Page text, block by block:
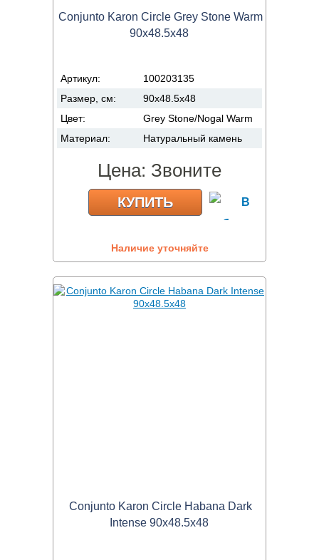
Conjunto Karon Circle Grey Stone Warm
90x48.5x48
Артикул:
100203135
Размер, см:
90x48.5x48
Цвет:
Grey Stone/Nogal Warm
Материал:
Натуральный камень
Цена: Звоните
КУПИТЬ
Наличие уточняйте
Conjunto Karon Circle Habana Dark
Intense 90x48.5x48